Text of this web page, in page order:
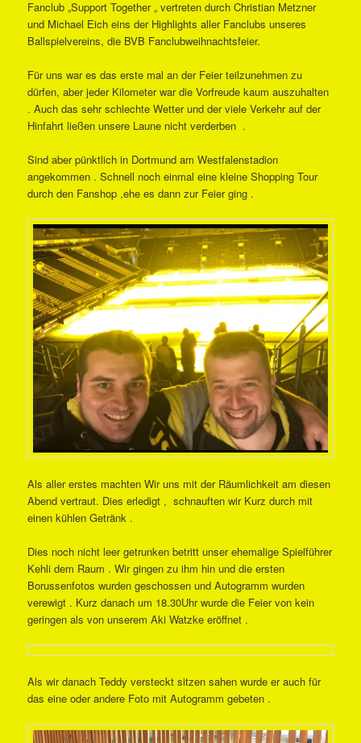
Fanclub „Support Together „ vertreten durch Christian Metzner
und Michael Eich eins der Highlights aller Fanclubs unseres
Ballspielvereins, die BVB Fanclubweihnachtsfeier.
Für uns war es das erste mal an der Feier teilzunehmen zu
dürfen, aber jeder Kilometer war die Vorfreude kaum auszuhalten
. Auch das sehr schlechte Wetter und der viele Verkehr auf der
Hinfahrt ließen unsere Laune nicht verderben .
Sind aber pünktlich in Dortmund am Westfalenstadion
angekommen . Schnell noch einmal eine kleine Shopping Tour
durch den Fanshop ,ehe es dann zur Feier ging .
Als aller erstes machten Wir uns mit der Räumlichkeit am diesen
Abend vertraut. Dies erledigt , schnauften wir Kurz durch mit
einen kühlen Getränk .
Dies noch nicht leer getrunken betritt unser ehemalige Spielführer
Kehli dem Raum . Wir gingen zu ihm hin und die ersten
Borussenfotos wurden geschossen und Autogramm wurden
verewigt . Kurz danach um 18.30Uhr wurde die Feier von kein
geringen als von unserem Aki Watzke eröffnet .
Als wir danach Teddy versteckt sitzen sahen wurde er auch für
das eine oder andere Foto mit Autogramm gebeten .